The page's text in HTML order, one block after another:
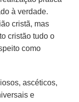
à verdade.
cristã, mas
cristão tudo o
como
ascéticos,
e